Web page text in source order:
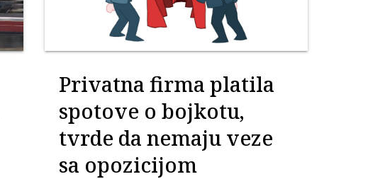
Privatna firma platila
spotove o bojkotu,
tvrde da nemaju veze
sa opozicijom